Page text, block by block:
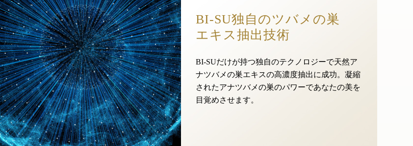
BI-SU独自のツバメの巣
エキス抽出技術
BI-SUだけが持つ独自のテクノロジーで天然ア
ナツバメの巣エキスの高濃度抽出に成功。凝縮
されたアナツバメの巣のパワーであなたの美を
目覚めさせます。